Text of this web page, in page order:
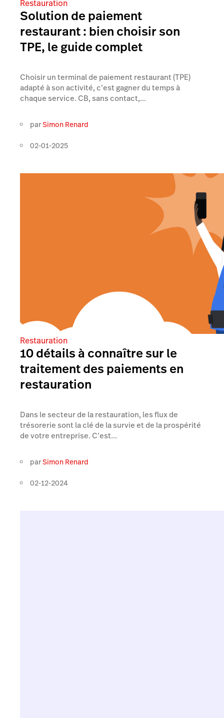
Restauration
Solution de paiement
restaurant : bien choisir son
TPE, le guide complet
Choisir un terminal de paiement restaurant (TPE)
adapté à son activité, c’est gagner du temps à
chaque service. CB, sans contact,...
parSimon Renard
02-01-2025
Restauration
10 détails à connaître sur le
traitement des paiements en
restauration
Dans le secteur de la restauration, les flux de
trésorerie sont la clé de la survie et de la prospérité
de votre entreprise. C’est...
parSimon Renard
02-12-2024